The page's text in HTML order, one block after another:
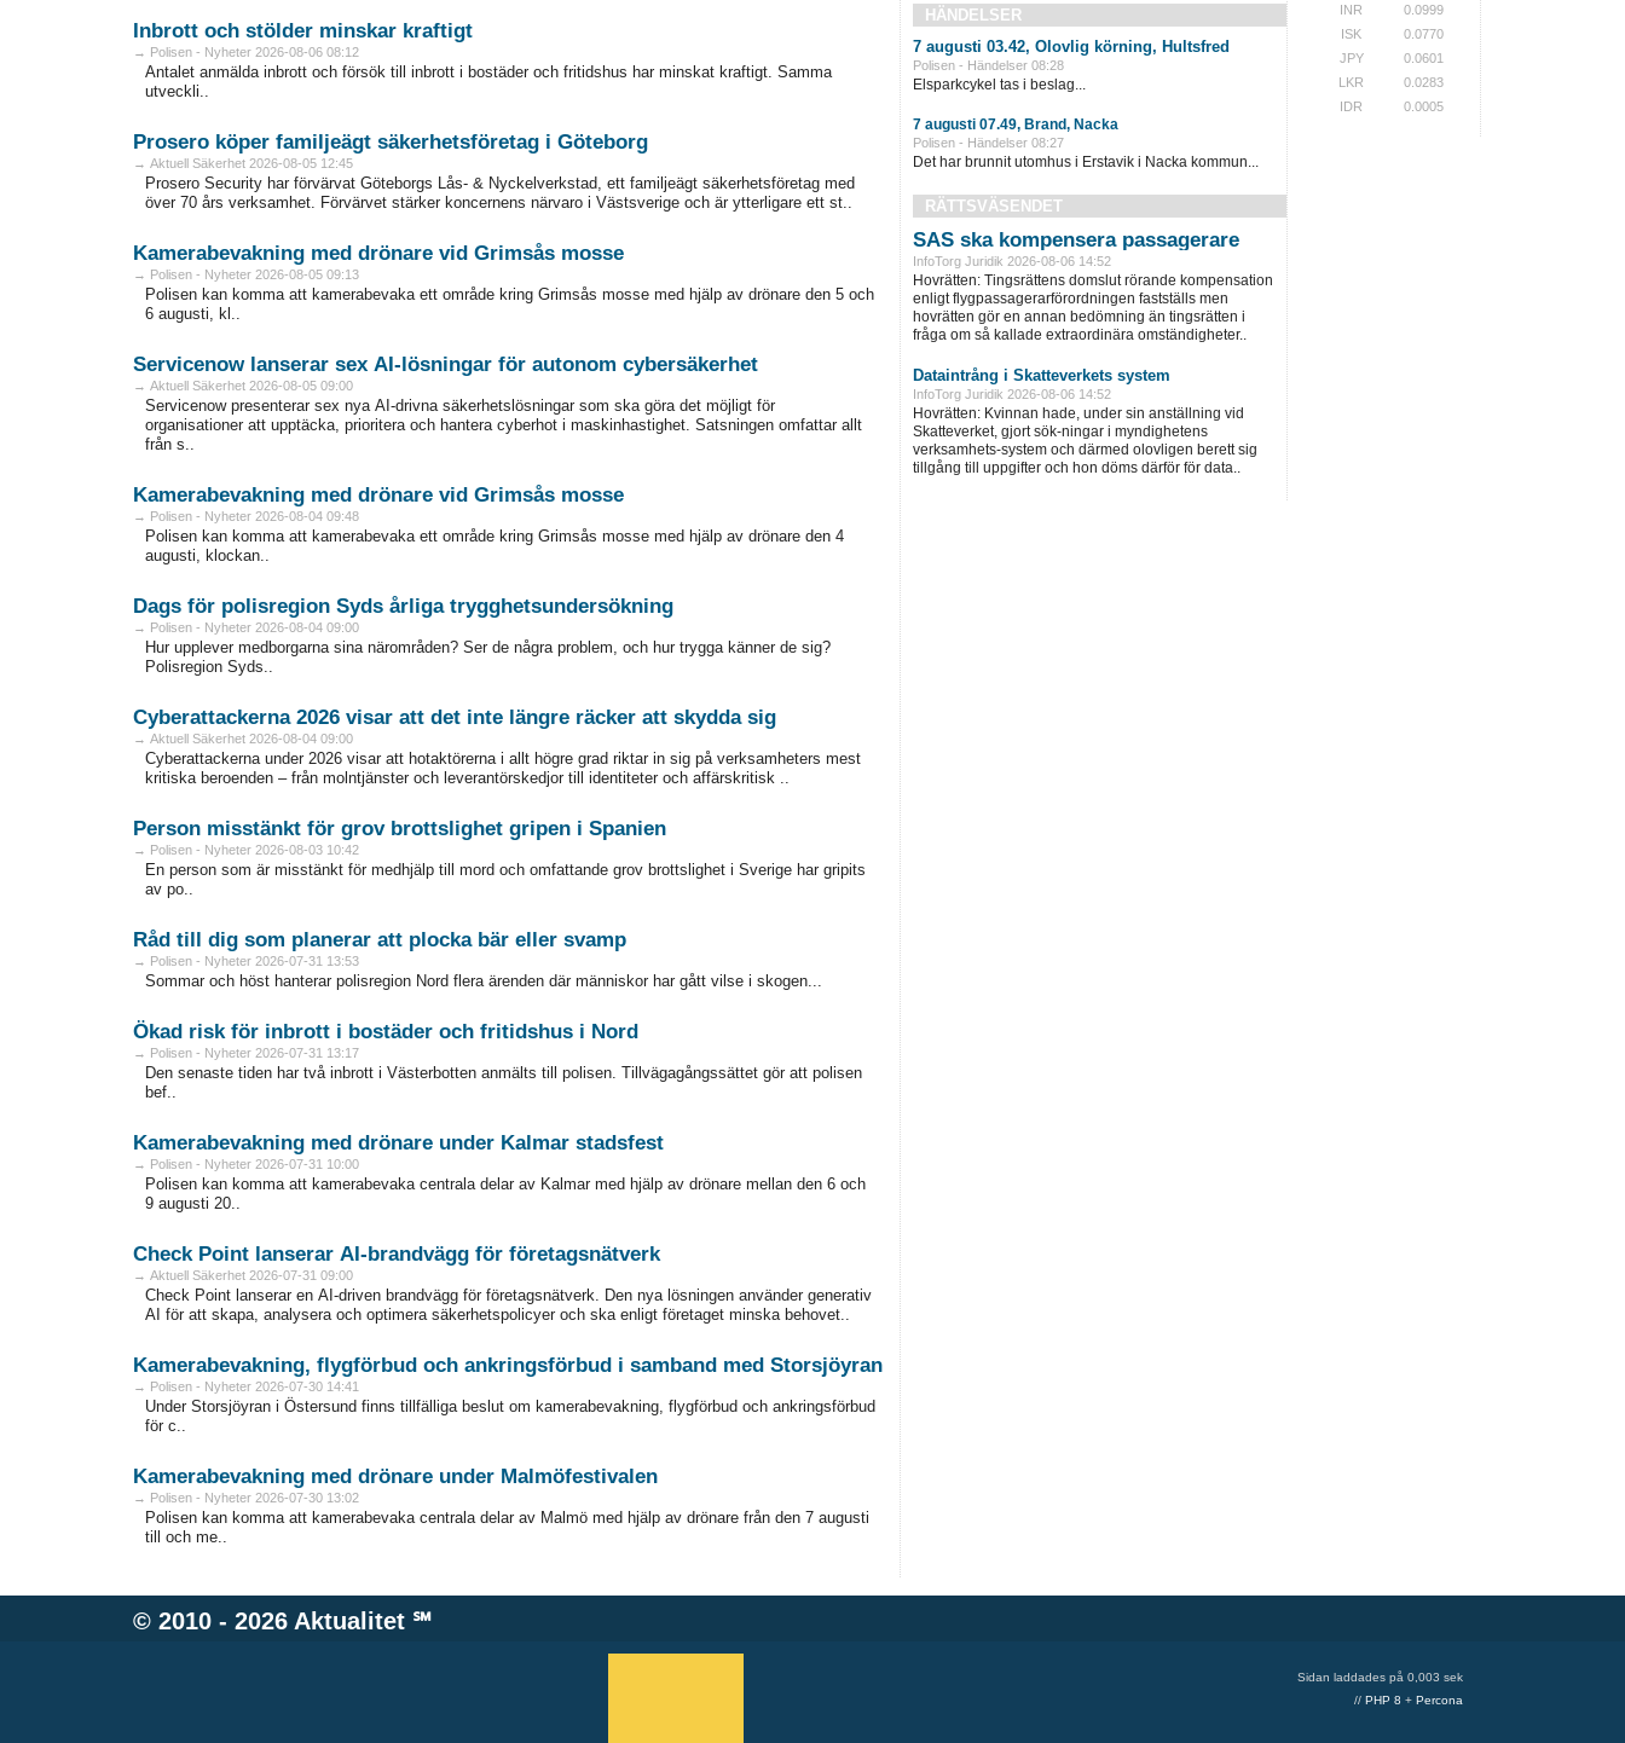
Inbrott och stölder minskar kraftigt
→ Polisen - Nyheter 2026-08-06 08:12
Antalet anmälda inbrott och försök till inbrott i bostäder och fritidshus har minskat kraftigt. Samma
utveckli..
Prosero köper familjeägt säkerhetsföretag i Göteborg
→ Aktuell Säkerhet 2026-08-05 12:45
Prosero Security har förvärvat Göteborgs Lås- & Nyckelverkstad, ett familjeägt säkerhetsföretag med
över 70 års verksamhet. Förvärvet stärker koncernens närvaro i Västsverige och är ytterligare ett st..
Kamerabevakning med drönare vid Grimsås mosse
→ Polisen - Nyheter 2026-08-05 09:13
Polisen kan komma att kamerabevaka ett område kring Grimsås mosse med hjälp av drönare den 5 och
6 augusti, kl..
Servicenow lanserar sex AI-lösningar för autonom cybersäkerhet
→ Aktuell Säkerhet 2026-08-05 09:00
Servicenow presenterar sex nya AI-drivna säkerhetslösningar som ska göra det möjligt för
organisationer att upptäcka, prioritera och hantera cyberhot i maskinhastighet. Satsningen omfattar allt
från s..
Kamerabevakning med drönare vid Grimsås mosse
→ Polisen - Nyheter 2026-08-04 09:48
Polisen kan komma att kamerabevaka ett område kring Grimsås mosse med hjälp av drönare den 4
augusti, klockan..
Dags för polisregion Syds årliga trygghetsundersökning
→ Polisen - Nyheter 2026-08-04 09:00
Hur upplever medborgarna sina närområden? Ser de några problem, och hur trygga känner de sig?
Polisregion Syds..
Cyberattackerna 2026 visar att det inte längre räcker att skydda sig
→ Aktuell Säkerhet 2026-08-04 09:00
Cyberattackerna under 2026 visar att hotaktörerna i allt högre grad riktar in sig på verksamheters mest
kritiska beroenden – från molntjänster och leverantörskedjor till identiteter och affärskritisk ..
Person misstänkt för grov brottslighet gripen i Spanien
→ Polisen - Nyheter 2026-08-03 10:42
En person som är misstänkt för medhjälp till mord och omfattande grov brottslighet i Sverige har gripits
av po..
Råd till dig som planerar att plocka bär eller svamp
→ Polisen - Nyheter 2026-07-31 13:53
Sommar och höst hanterar polisregion Nord flera ärenden där människor har gått vilse i skogen...
Ökad risk för inbrott i bostäder och fritidshus i Nord
→ Polisen - Nyheter 2026-07-31 13:17
Den senaste tiden har två inbrott i Västerbotten anmälts till polisen. Tillvägagångssättet gör att polisen
bef..
Kamerabevakning med drönare under Kalmar stadsfest
→ Polisen - Nyheter 2026-07-31 10:00
Polisen kan komma att kamerabevaka centrala delar av Kalmar med hjälp av drönare mellan den 6 och
9 augusti 20..
Check Point lanserar AI-brandvägg för företagsnätverk
→ Aktuell Säkerhet 2026-07-31 09:00
Check Point lanserar en AI-driven brandvägg för företagsnätverk. Den nya lösningen använder generativ
AI för att skapa, analysera och optimera säkerhetspolicyer och ska enligt företaget minska behovet..
Kamerabevakning, flygförbud och ankringsförbud i samband med Storsjöyran
→ Polisen - Nyheter 2026-07-30 14:41
Under Storsjöyran i Östersund finns tillfälliga beslut om kamerabevakning, flygförbud och ankringsförbud
för c..
Kamerabevakning med drönare under Malmöfestivalen
→ Polisen - Nyheter 2026-07-30 13:02
Polisen kan komma att kamerabevaka centrala delar av Malmö med hjälp av drönare från den 7 augusti
till och me..
HÄNDELSER
7 augusti 03.42, Olovlig körning, Hultsfred
Polisen - Händelser 08:28
Elsparkcykel tas i beslag...
7 augusti 07.49, Brand, Nacka
Polisen - Händelser 08:27
Det har brunnit utomhus i Erstavik i Nacka kommun...
RÄTTSVÄSENDET
SAS ska kompensera passagerare
InfoTorg Juridik 2026-08-06 14:52
Hovrätten: Tingsrättens domslut rörande kompensation
enligt flygpassagerarförordningen fastställs men
hovrätten gör en annan bedömning än tingsrätten i
fråga om så kallade extraordinära omständigheter..
Dataintrång i Skatteverkets system
InfoTorg Juridik 2026-08-06 14:52
Hovrätten: Kvinnan hade, under sin anställning vid
Skatteverket, gjort sök-ningar i myndighetens
verksamhets-system och därmed olovligen berett sig
tillgång till uppgifter och hon döms därför för data..
INR
0.0999
ISK
0.0770
JPY
0.0601
LKR
0.0283
IDR
0.0005
© 2010 - 2026 Aktualitet℠
Sidan laddades på 0,003 sek
// PHP 8 + Percona